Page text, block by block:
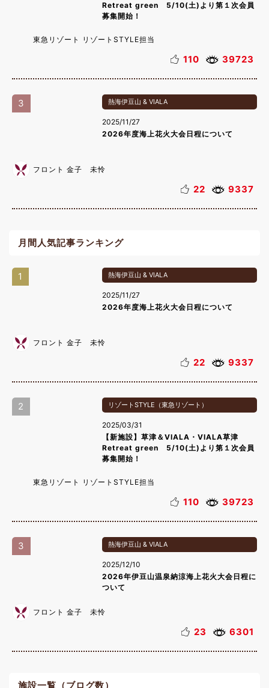
Retreat green 5/10(土)より第１次会員
募集開始！
東急リゾート リゾートSTYLE担当
110 39723
3 熱海伊豆山 & VIALA
2025/11/27
2026年度海上花火大会日程について
フロント 金子 未怜
22 9337
月間人気記事ランキング
1 熱海伊豆山 & VIALA
2025/11/27
2026年度海上花火大会日程について
フロント 金子 未怜
22 9337
2 リゾートSTYLE（東急リゾート）
2025/03/31
【新施設】草津＆VIALA・VIALA草津
Retreat green 5/10(土)より第１次会員
募集開始！
東急リゾート リゾートSTYLE担当
110 39723
3 熱海伊豆山 & VIALA
2025/12/10
2026年伊豆山温泉納涼海上花火大会日程に
ついて
フロント 金子 未怜
23 6301
施設一覧（ブログ数）